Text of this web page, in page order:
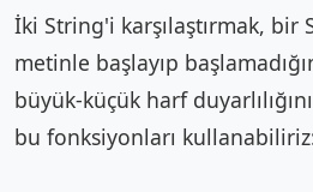
İki String'i karşılaştırmak,
metinle başlayıp
büyük-küçük harf
bu fonksiyonları